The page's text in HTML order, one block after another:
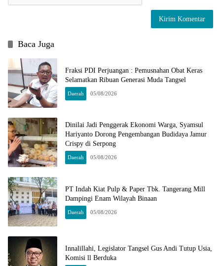
Baca Juga
Fraksi PDI Perjuangan : Pemusnahan Obat Keras
Selamatkan Ribuan Generasi Muda Tangsel
Daerah 05/08/2026
Dinilai Jadi Penggerak Ekonomi Warga, Syamsul
Hariyanto Dorong Pengembangan Budidaya Jamur
Crispy di Serpong
Daerah 05/08/2026
PT Indah Kiat Pulp & Paper Tbk. Tangerang Mill
Dampingi Enam Wilayah Binaan
Daerah 05/08/2026
Innalillahi, Legislator Tangsel Gus Andi Tutup Usia,
Komisi ll Berduka